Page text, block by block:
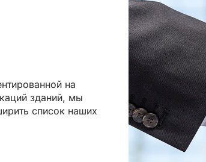
на
зданий, мы
список наших